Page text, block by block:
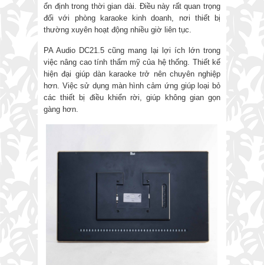
ổn định trong thời gian dài. Điều này rất quan trọng
đối với phòng karaoke kinh doanh, nơi thiết bị
thường xuyên hoạt động nhiều giờ liên tục.
PA Audio DC21.5 cũng mang lại lợi ích lớn trong
việc nâng cao tính thẩm mỹ của hệ thống. Thiết kế
hiện đại giúp dàn karaoke trở nên chuyên nghiệp
hơn. Việc sử dụng màn hình cảm ứng giúp loại bỏ
các thiết bị điều khiển rời, giúp không gian gọn
gàng hơn.